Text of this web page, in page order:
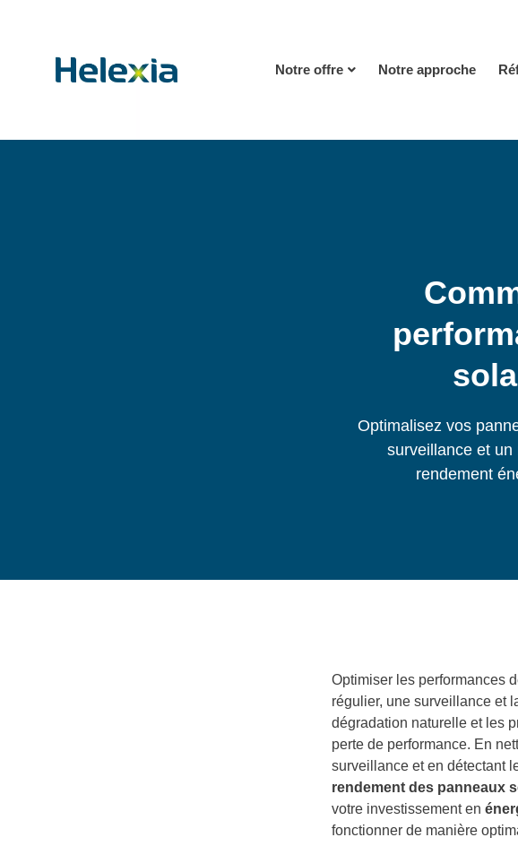
Notre offre Notre approche
Optimalisez vos
surveillance et
rendement
Optimiser les performances
régulier, une surveillance et
dégradation naturelle et les
perte de performance. En
surveillance et en détectant
rendement des panneaux
votre investissement en
fonctionner de manière